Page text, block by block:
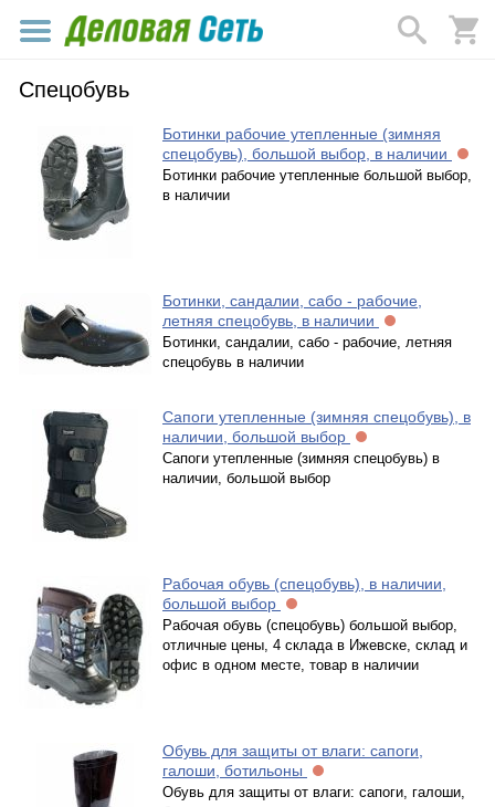
Спецобувь
Ботинки рабочие утепленные (зимняя
спецобувь), большой выбор, в наличии
Ботинки рабочие утепленные большой выбор,
в наличии
Ботинки, сандалии, сабо - рабочие,
летняя спецобувь, в наличии
Ботинки, сандалии, сабо - рабочие, летняя
спецобувь в наличии
Сапоги утепленные (зимняя спецобувь), в
наличии, большой выбор
Сапоги утепленные (зимняя спецобувь) в
наличии, большой выбор
Рабочая обувь (спецобувь), в наличии,
большой выбор
Рабочая обувь (спецобувь) большой выбор,
отличные цены, 4 склада в Ижевске, склад и
офис в одном месте, товар в наличии
Обувь для защиты от влаги: сапоги,
галоши, ботильоны
Обувь для защиты от влаги: сапоги, галоши,